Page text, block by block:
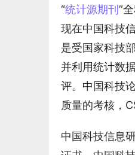
“统计源期刊 ”
现在中国科技
是受国家科技
并利用统计数
评。中国科技
质量的考核，
中国科技信息